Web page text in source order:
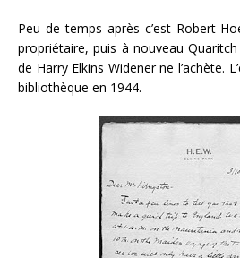
Peu de temps après c’est Robert
propriétaire, puis à nouveau
de Harry Elkins Widener ne l’achète.
bibliothèque en 1944.